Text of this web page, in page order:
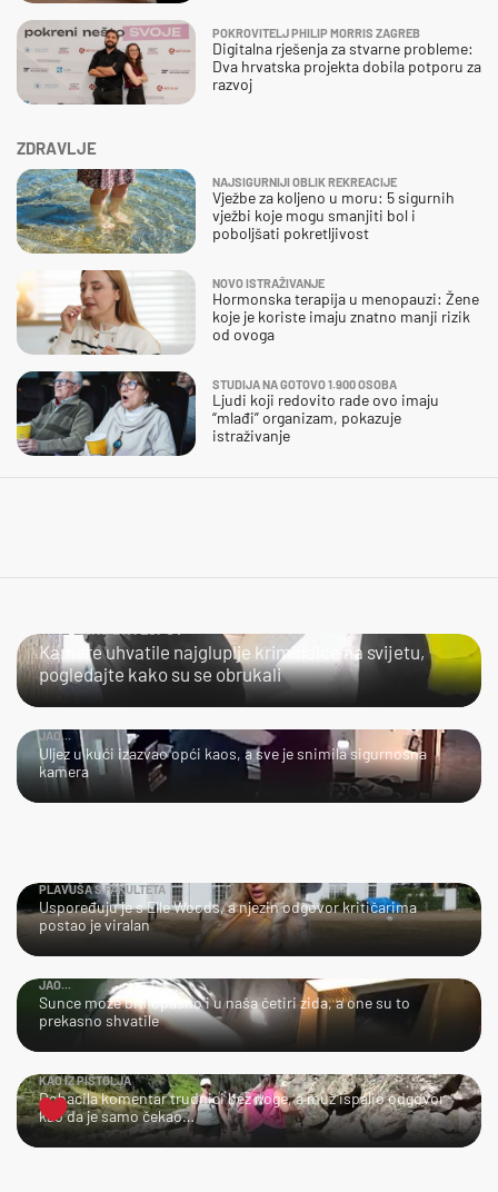
ZDRAVLJE
NAJSIGURNIJI OBLIK REKREACIJE
Vježbe za koljeno u moru: 5 sigurnih
vježbi koje mogu smanjiti bol i
poboljšati pokretljivost
NOVO ISTRAŽIVANJE
Hormonska terapija u menopauzi: Žene
koje je koriste imaju znatno manji rizik
od ovoga
STUDIJA NA GOTOVO 1.900 OSOBA
Ljudi koji redovito rade ovo imaju
“mlađi” organizam, pokazuje
istraživanje
POKROVITELJ PHILIP MORRIS ZAGREB
Digitalna rješenja za stvarne probleme:
Dva hrvatska projekta dobila potporu za
razvoj
Kamere uhvatile najgluplje kriminalce na svijetu,
pogledajte kako su se obrukali
JAO...
Uljez u kući izazvao opći kaos, a sve je snimila sigurnosna
kamera
PLAVUŠA S FAKULTETA
Uspoređuju je s Elle Woods, a njezin odgovor kritičarima
postao je viralan
JAO...
Sunce može biti opasno i u naša četiri zida, a one su to
prekasno shvatile
KAO IZ PIŠTOLJA
Dobacila komentar trudnici bez noge, a muž ispalio odgovor
kao da je samo čekao…